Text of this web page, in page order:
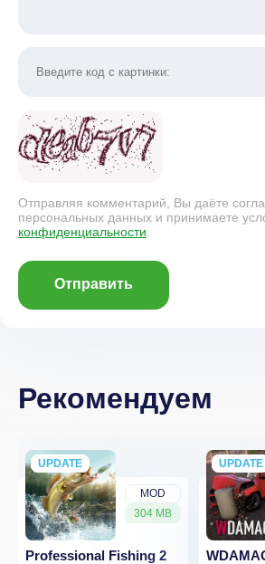
Отправляя комментарий, Вы даёте
персональных данных и принимаете
конфиденциальности
Отправить
Рекомендуем
MOD
304 MB
UPDATE
NEW
Professional Fishing 2
UPDATE
NEW